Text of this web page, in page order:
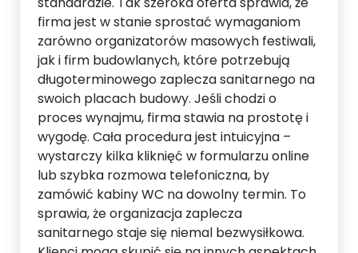
firma jest w stanie sprostać wymaganiom
zarówno organizatorów masowych festiwali,
jak i firm budowlanych, które potrzebują
długoterminowego zaplecza sanitarnego na
swoich placach budowy. Jeśli chodzi o
proces wynajmu, firma stawia na prostotę i
wygodę. Cała procedura jest intuicyjna –
wystarczy kilka kliknięć w formularzu online
lub szybka rozmowa telefoniczna, by
zamówić kabiny WC na dowolny termin. To
sprawia, że organizacja zaplecza
sanitarnego staje się niemal bezwysiłkowa.